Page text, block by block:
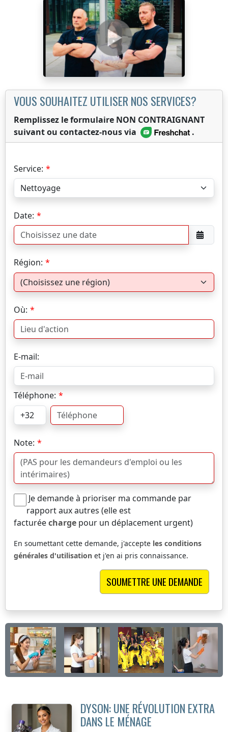
VOUS SOUHAITEZ UTILISER NOS SERVICES?
Remplissez le formulaire NON CONTRAIGNANT
suivant ou contactez-nous via
.
Service:
Date:
Région:
Où:
E-mail:
Téléphone:
Note:
Je demande à prioriser ma commande par
rapport aux autres (elle est
facturéecharge pour un déplacement urgent)
En soumettant cette demande, j'accepte les conditions
générales d'utilisation et j'en ai pris connaissance.
DYSON: UNE RÉVOLUTION EXTRA
DANS LE MÉNAGE